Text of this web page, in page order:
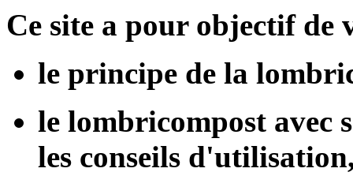
Ce site a pour objectif de
le principe de la
le lombricompost avec
les conseils